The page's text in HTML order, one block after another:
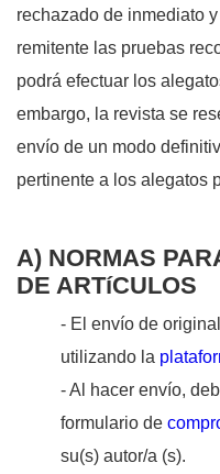
rechazado de inmediato
remitente las pruebas
podrá efectuar los
embargo, la revista se
envío de un modo
pertinente a los alegatos
A) NORMAS
DE ARTíCULOS
- El envío de
utilizando la
- Al hacer envío,
formulario de
su(s) autor/a (s).